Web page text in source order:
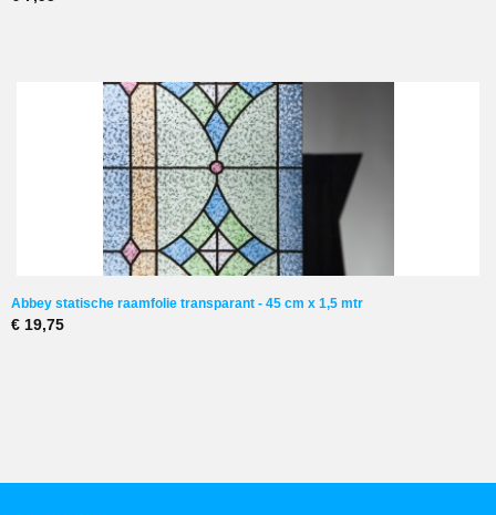
Abbey statische raamfolie transparant - 45 cm x 1,5 mtr
€ 19,75